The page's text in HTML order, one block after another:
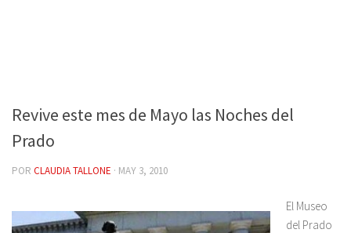
Revive este mes de Mayo las Noches del
Prado
POR CLAUDIA TALLONE · MAY 3, 2010
El Museo
del Prado